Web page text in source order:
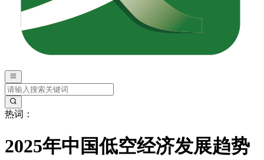
热词：
2025年中国低空经济发展趋势